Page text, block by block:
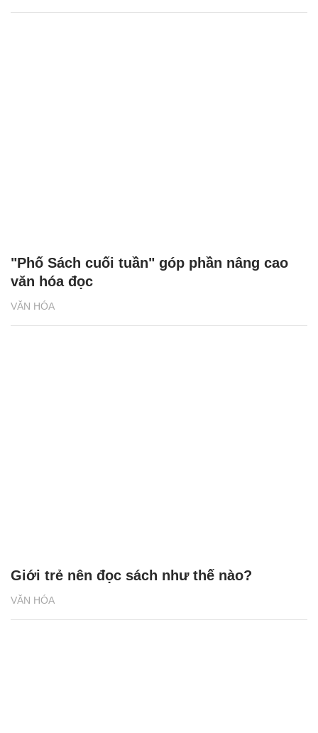
VĂN HÓA
"Phố Sách cuối tuần" góp phần nâng cao
văn hóa đọc
VĂN HÓA
Giới trẻ nên đọc sách như thế nào?